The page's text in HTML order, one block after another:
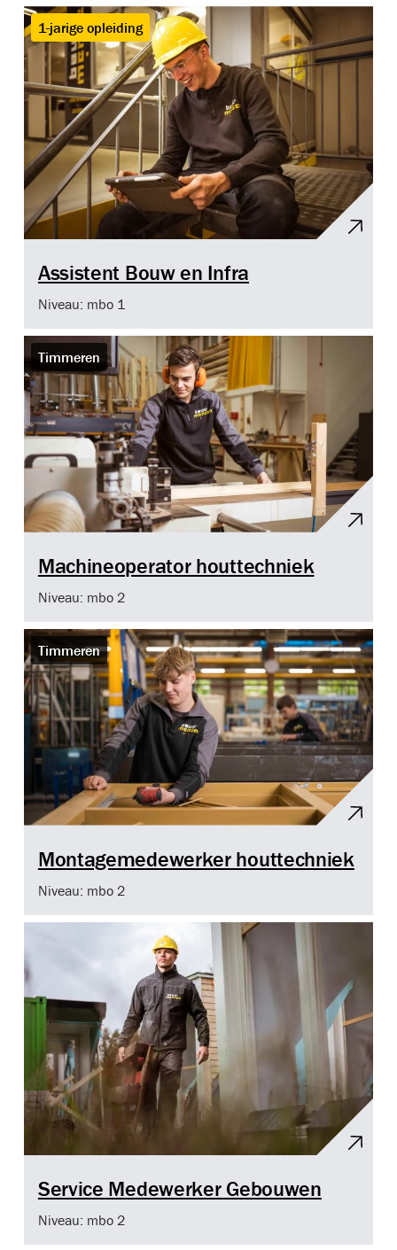
1-jarige opleiding
Assistent Bouw en Infra
Niveau: mbo 1
Timmeren
Machineoperator houttechniek
Niveau: mbo 2
Timmeren
Montagemedewerker houttechniek
Niveau: mbo 2
Service Medewerker Gebouwen
Niveau: mbo 2